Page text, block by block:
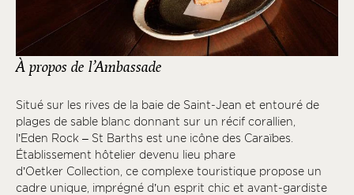
À propos de l’Ambassade
Situé sur les rives de la baie de Saint-Jean et entouré de
plages de sable blanc donnant sur un récif corallien,
l’Eden Rock – St Barths est une icône des Caraïbes.
Établissement hôtelier devenu lieu phare
d’Oetker Collection, ce complexe touristique propose un
cadre unique, imprégné d’un esprit chic et avant-gardiste